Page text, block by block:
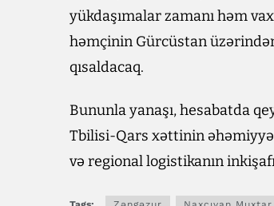
yükdaşımalar zamanı həm
həmçinin Gürcüstan
qısaldacaq.
Bununla yanaşı, hesabatda
Tbilisi-Qars xəttinin
və regional logistikanın